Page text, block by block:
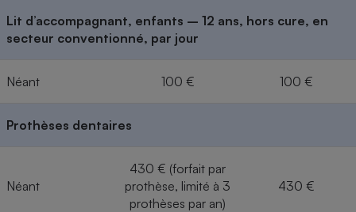
Lit d’accompagnant, enfants – 12 ans, hors cure, en
secteur conventionné, par jour
Néant 100 € 100 €
Prothèses dentaires
Néant
430 € (forfait par
prothèse, limité à 3
prothèses par an)
430 €